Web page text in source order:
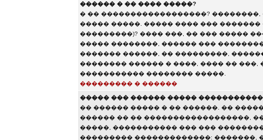
������ � �� ���� �����?
� �� ������������������?
����� �����. ����� ���� ���
���������)? ���� ���, �� ��� �����
����� ��������, ������ ���
������� ������, �� ���������,
�������� ������ � ����, ���� ��
����������� �������� �����.
��������� � ������
����� ��� ������ �����
�� ������ ����� � �� ������. ��
������ �� �� ������������������,
�����, ����������� ��� ���
��������� �������������: �������,